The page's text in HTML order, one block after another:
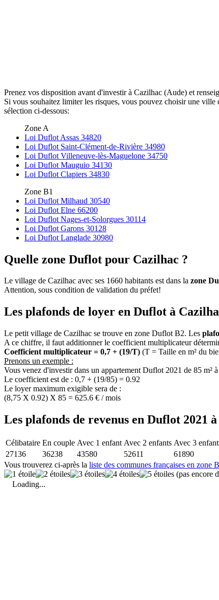
Prenez vos disposition avant d'investir à Cazilhac (Aude) et
Si vous souhaitez limiter les risques, vous pouvez choisir une
sélection ci-dessous:
Zone A
Loi Duflot Assas 34820
Loi Duflot Saint-Clément-de-Rivière 34980
Loi Duflot Villeneuve-lès-Maguelone 34750
Loi Duflot Mauguio 34130
Loi Duflot Clapiers 34830
Zone B1
Loi Duflot Milhaud 30540
Loi Duflot Elne 66200
Loi Duflot Nages-et-Solorgues 30114
Loi Duflot Garons 30128
Loi Duflot Langlade 30980
Quelle zone Duflot pour Cazilhac ?
Le village de Cazilhac avec ses 1660 habitants est dans la zone
Attention, sous condition de validation du préfet!
Les plafonds de loyer en Duflot à
Le petit village de Cazilhac se trouve en zone Duflot B2. Les
A ce chiffre, il faut additionner le coefficient multiplicateur
Coefficient multiplicateur = 0,7 + (19/T) (T = Taille en m² du
Prenons un exemple :
Vous venez d'investir dans un appartement Duflot 2021 de 85 m²
Le coefficient est de : 0,7 + (19/85) = 0.92
Le loyer maximum exigible sera de :
(8,75 X 0.92) X 85 = 625.6 € / mois
Les plafonds de revenus en Duflot 2021
Célibataire En couple Avec 1 enfant Avec 2 enfants Avec 3
27136
36238 43580 52611 61890
Vous trouverez ci-après la liste des communes françaises en zone
(pas encore
Loading...